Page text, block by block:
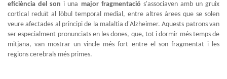
eficiència del son i una major fragmentació s'associaven amb un gruix
cortical reduït al lòbul temporal medial, entre altres àrees que se solen
veure afectades al principi de la malaltia d'Alzheimer. Aquests patrons van
ser especialment pronunciats en les dones, que, tot i dormir més temps de
mitjana, van mostrar un vincle més fort entre el son fragmentat i les
regions cerebrals més primes.